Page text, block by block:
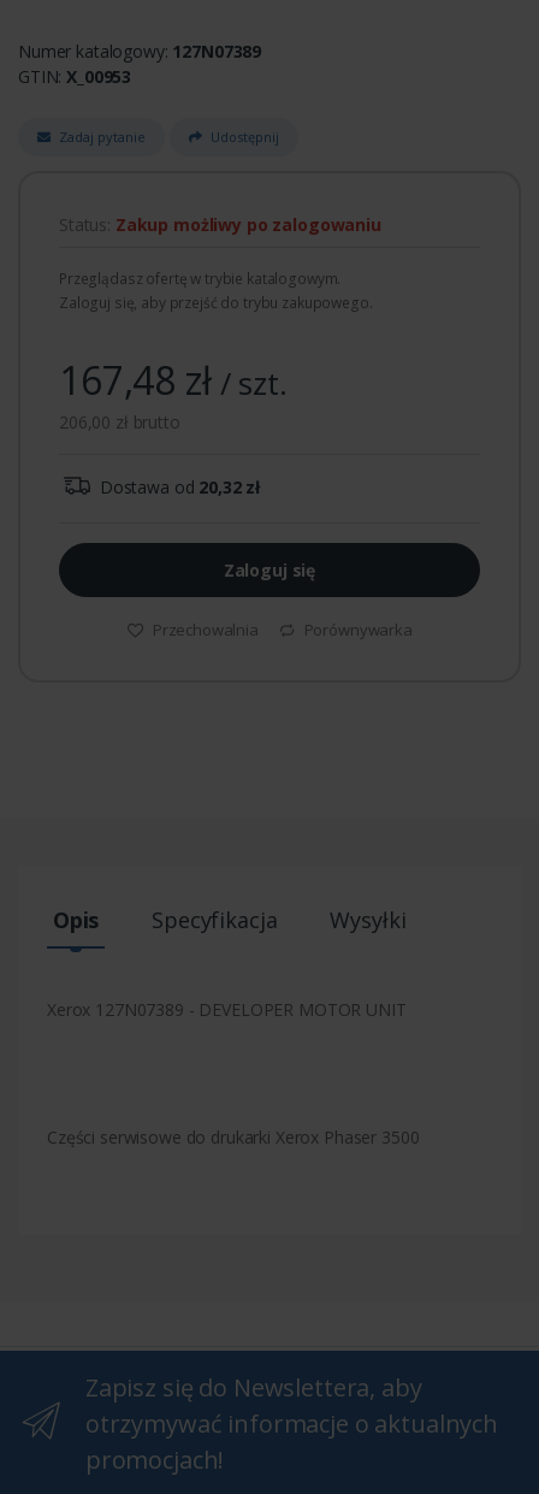
Numer katalogowy: 127N07389
GTIN:X_00953
Zadaj pytanie Udostępnij
Status: Zakup możliwy po zalogowaniu
Przeglądasz ofertę w trybie katalogowym.
Zaloguj się, aby przejść do trybu zakupowego.
167,48 zł/ szt.
206,00 zł brutto
Dostawa od 20,32 zł
Zaloguj się
Przechowalnia Porównywarka
Opis Specyfikacja Wysyłki
Xerox 127N07389 - DEVELOPER MOTOR UNIT
Części serwisowe do drukarki Xerox Phaser 3500
Zapisz się do Newslettera, aby
otrzymywać informacje o aktualnych
promocjach!